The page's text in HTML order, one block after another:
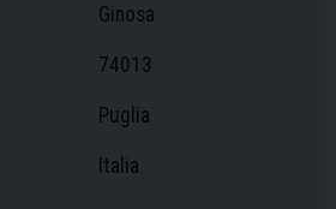
Ginosa
74013
Puglia
Italia